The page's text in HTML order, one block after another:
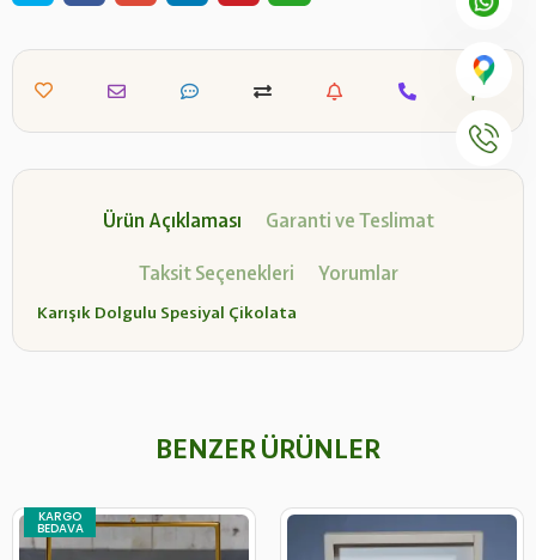
Ürün Açıklaması Garanti ve Teslimat
Taksit Seçenekleri Yorumlar
Karışık Dolgulu Spesiyal Çikolata
BENZER ÜRÜNLER
KARGO
BEDAVA